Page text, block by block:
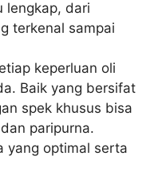
lengkap, dari
terkenal sampai
keperluan oli
Baik yang bersifat
spek khusus bisa
paripurna.
yang optimal serta